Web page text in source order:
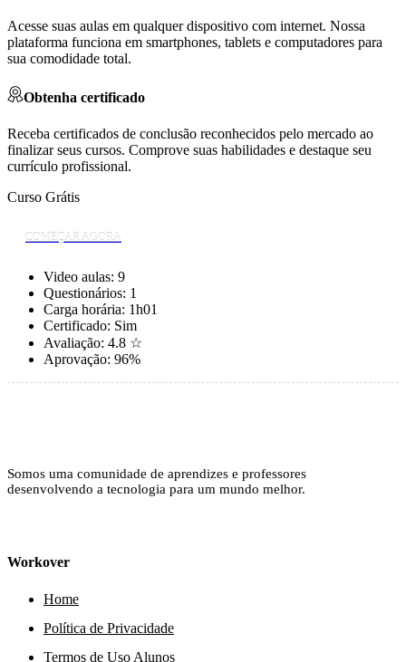
Acesse suas aulas em qualquer dispositivo com internet. Nossa
plataforma funciona em smartphones, tablets e computadores para
sua comodidade total.
Obtenha certificado
Receba certificados de conclusão reconhecidos pelo mercado ao
finalizar seus cursos. Comprove suas habilidades e destaque seu
currículo profissional.
Curso Grátis
COMEÇAR AGORA
Video aulas: 9
Questionários: 1
Carga horária: 1h01
Certificado: Sim
Avaliação: 4.8 ☆
Aprovação: 96%
Somos uma comunidade de aprendizes e professores
desenvolvendo a tecnologia para um mundo melhor.
Workover
Home
Política de Privacidade
Termos de Uso Alunos